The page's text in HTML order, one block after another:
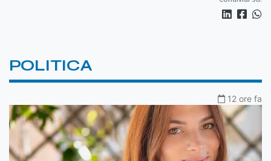
POLITICA
12 ore fa